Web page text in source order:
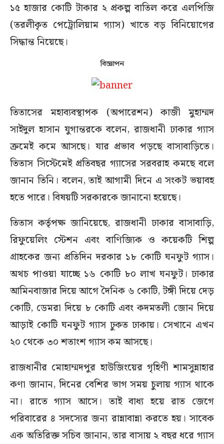
১৫ হাজার কোটি টাকার ২ প্রকল্প বাতিল করে এলপিজি
(তরলীকৃত পেট্রোলিয়াম গ্যাস) খাতে বড় বিনিয়োগের
সিদ্ধান্ত নিয়েছে।
বিজ্ঞাপন
তিতাসের মহাব্যবস্থাপক (অপারেশন) কাজী মুহাম্মদ
সাইদুল হাসান যুগান্তরকে বলেন, রাজধানী ঢাকার গ্যাস
ক্রমেই কমে আসছে। যার প্রভাব পড়ছে বাসাবাড়িতে।
তিতাস সিস্টেমেই প্রতিবছর গ্যাসের সরবরাহ কমছে বলে
জানান তিনি। বলেন, তাই আগামী দিনে এ সংকট ভয়াবহ
হতে পারে। বিষয়টি সরকারকে জানানো হয়েছে।
তিতাস কর্তৃপক্ষ জানিয়েছে, রাজধানী ঢাকার বাসাবাড়ি,
রিফুয়েলিং স্টেশন এবং বাণিজ্যিক ও কয়েকটি শিল্প
গ্রাহকের জন্য প্রতিদিন দরকার ১৮ কোটি ঘনফুট গ্যাস।
অথচ পাওয়া যাচ্ছে ১৬ কোটি ৮০ লাখ ঘনফুট। ঢাকার
আমিনবাজার দিয়ে আগে দৈনিক ৬ কোটি, টঙ্গী দিয়ে দেড়
কোটি, ডেমরা দিয়ে ৮ কোটি এবং কদমতলী জোন দিয়ে
আড়াই কোটি ঘনফুট গ্যাস ঢুকত ঢাকায়। সেখানে এখন
২০ থেকে ৩০ শতাংশ গ্যাস কম আসছে।
রাজধানীর মোহাম্মদপুর হাউজিংয়ের গৃহিণী শামসুন্নাহার
কণা জানান, দিনের বেশির ভাগ সময় চুলায় গ্যাস থাকে
না। রাতে গ্যাস আসে। তাই বাধ্য হয়ে রাত জেগে
পরিবারের ৪ সদস্যের জন্য রান্নাবান্না করতে হয়। সাবেক
এক অতিরিক্ত সচিব জানান, তার বাসায় ২ বছর ধরে গ্যাস